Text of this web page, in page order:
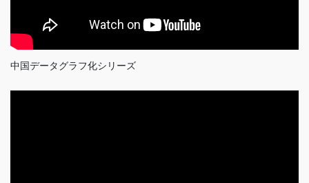
中国データグラフ化シリーズ